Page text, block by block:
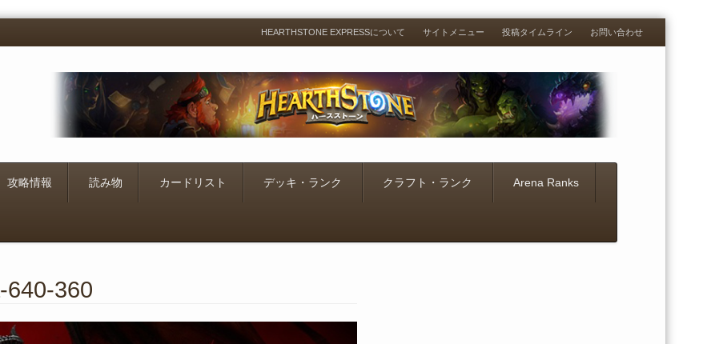
Menu
Skip
to
HEARTHSTONE EXPRESSについて サイトメニュー 投稿タイムライン お問い合わせ
攻略情報 読み物 カードリスト デッキ・ランク クラフト・ランク Arena Ranks
640-360